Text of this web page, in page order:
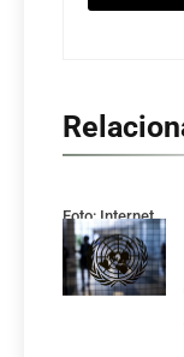
Foto: Internet